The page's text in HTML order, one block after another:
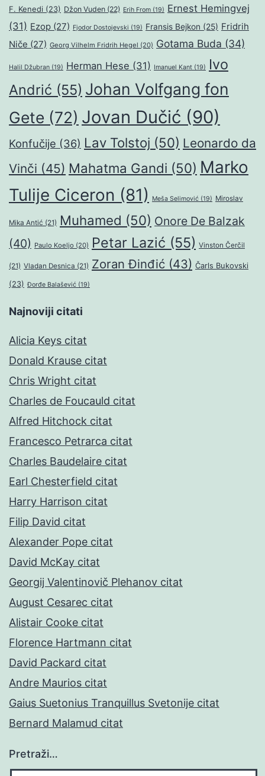
F. Kenedi (23) Džon Vuden (22) Erih From (19) Ernest Hemingvej
(31) Ezop (27) Fjodor Dostojevski (19) Fransis Bejkon (25) Fridrih
Niče (27) Georg Vilhelm Fridrih Hegel (20) Gotama Buda (34)
Halil Džubran (19) Herman Hese (31) Imanuel Kant (19)
Ivo
Andrić (55) Johan Volfgang fon
Gete (72) Jovan Dučić (90)
Konfučije (36) Lav Tolstoj (50) Leonardo da
Vinči (45) Mahatma Gandi (50) Marko
Tulije Ciceron (81) Meša Selimović (19) Miroslav
Mika Antić (21) Muhamed (50) Onore De Balzak
(40) Paulo Koeljo (20) Petar Lazić (55) Vinston Čerčil
(21) Vladan Desnica (21) Zoran Đinđić (43) Čarls Bukovski
(23) Đorđe Balašević (19)
Najnoviji citati
Alicia Keys citat
Donald Krause citat
Chris Wright citat
Charles de Foucauld citat
Alfred Hitchock citat
Francesco Petrarca citat
Charles Baudelaire citat
Earl Chesterfield citat
Harry Harrison citat
Filip David citat
Alexander Pope citat
David McKay citat
Georgij Valentinovič Plehanov citat
August Cesarec citat
Alistair Cooke citat
Florence Hartmann citat
David Packard citat
Andre Maurios citat
Gaius Suetonius Tranquillus Svetonije citat
Bernard Malamud citat
Pretraži…